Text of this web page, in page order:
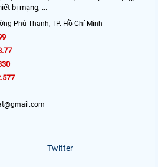
bị mạng, ...
Phú Thạnh, TP. Hồ Chí Minh
Twitter